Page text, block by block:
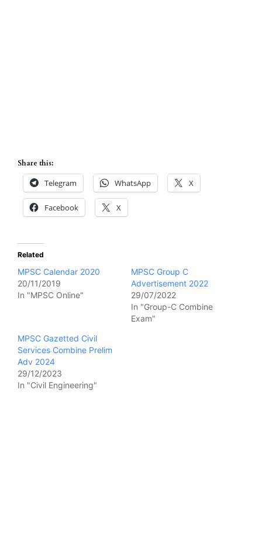
Share this:
Telegram WhatsApp X
Facebook X
Related
MPSC Calendar 2020
20/11/2019
In "MPSC Online"
MPSC Group C
Advertisement 2022
29/07/2022
In "Group-C Combine
Exam"
MPSC Gazetted Civil
Services Combine Prelim
Adv 2024
29/12/2023
In "Civil Engineering"